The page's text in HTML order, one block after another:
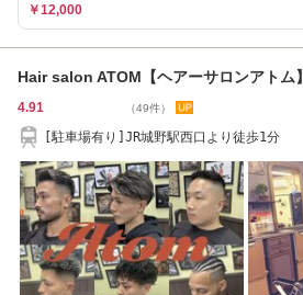
￥12,000
Hair salon ATOM【ヘアーサロンアトム】
4.91 （49件）
[駐車場有り]JR城野駅西口より徒歩1分